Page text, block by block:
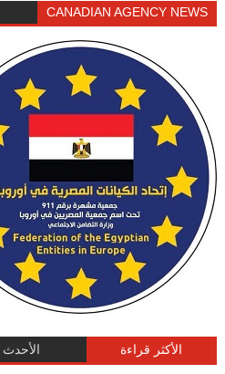
CANADIAN AGENCY NEWS
الأكثر قراءة الأحدث